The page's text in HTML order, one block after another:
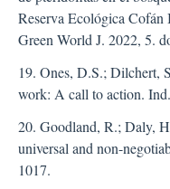
Reserva Ecológica Cofán
Green World J. 2022, 5.
19. Ones, D.S.; Dilchert,
work: A call to action.
20. Goodland, R.; Daly,
universal and non-
1017.